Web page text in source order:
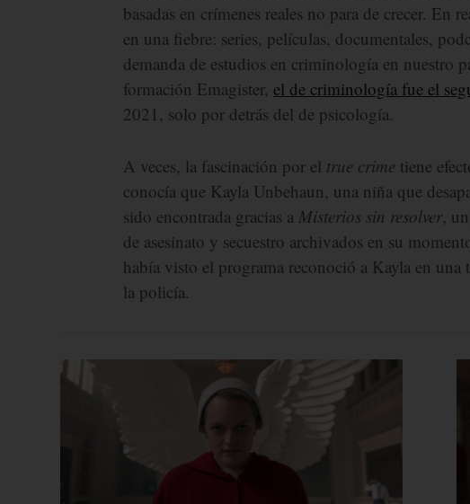
basadas en crímenes reales no para de crecer. En
en una fiebre: series, películas, documentales,
demanda de estudios en criminología en nuestro
formación Emagister, el de criminología fue el
2021, solo por detrás del de psicología.
A veces, la fascinación por el true crime tiene
conocía que Kayla Unbehaun, una niña que
sido encontrada gracias a Misterios sin resolver,
de asesinato y secuestro archivados en su
había visto el programa reconoció a Kayla en
la policía.